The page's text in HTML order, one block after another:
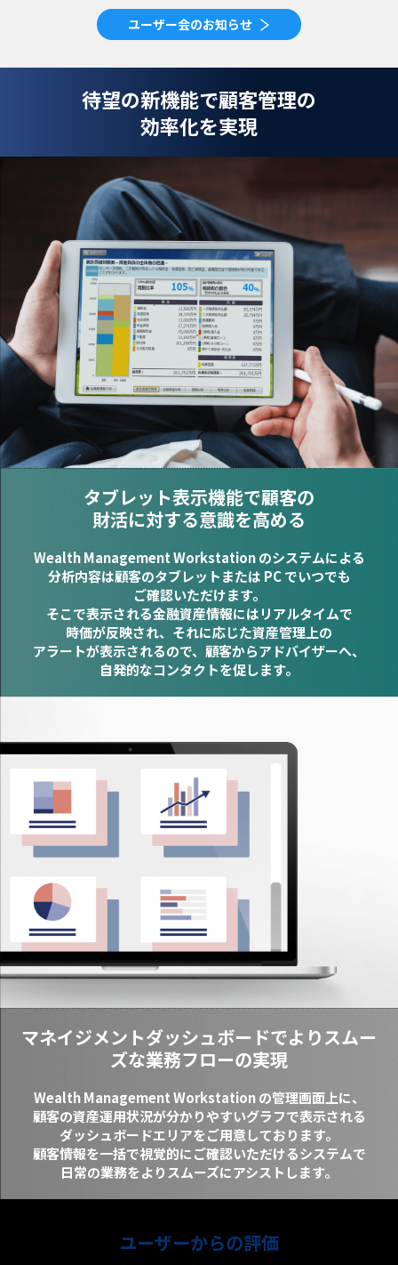
ユーザー会のお知らせ
待望の新機能で顧客管理の
効率化を実現
タブレット表示機能で顧客の
財活に対する意識を高める
Wealth Management Workstation のシステムによる
分析内容は顧客のタブレットまたは PC でいつでも
ご確認いただけます。
そこで表示される金融資産情報にはリアルタイムで
時価が反映され、それに応じた資産管理上の
アラートが表示されるので、顧客からアドバイザーへ、
自発的なコンタクトを促します。
マネイジメントダッシュボードでよりスムー
ズな業務フローの実現
Wealth Management Workstation の管理画面上に、
顧客の資産運用状況が分かりやすいグラフで表示される
ダッシュボードエリアをご用意しております。
顧客情報を一括で視覚的にご確認いただけるシステムで
日常の業務をよりスムーズにアシストします。
ユーザーからの評価